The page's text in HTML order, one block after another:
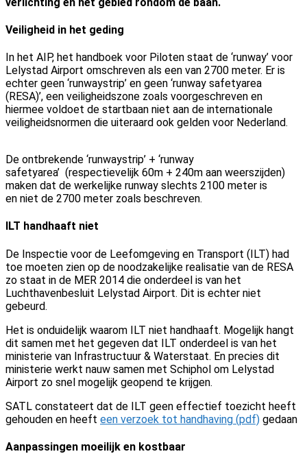
Veiligheid in het geding
In het AIP, het handboek voor Piloten staat de ‘runway’ voor
Lelystad Airport omschreven als een van 2700 meter. Er is
echter geen ‘runwaystrip’ en geen ‘runway safetyarea
(RESA)’, een veiligheidszone zoals voorgeschreven en
hiermee voldoet de startbaan niet aan de internationale
veiligheidsnormen die uiteraard ook gelden voor Nederland.
De ontbrekende ‘runwaystrip’ + ‘runway
safetyarea’ (respectievelijk 60m + 240m aan weerszijden)
maken dat de werkelijke runway slechts 2100 meter is
en niet de 2700 meter zoals beschreven.
ILT handhaaft niet
De Inspectie voor de Leefomgeving en Transport (ILT) had
toe moeten zien op de noodzakelijke realisatie van de RESA
zo staat in de MER 2014 die onderdeel is van het
Luchthavenbesluit Lelystad Airport. Dit is echter niet
gebeurd.
Het is onduidelijk waarom ILT niet handhaaft. Mogelijk hangt
dit samen met het gegeven dat ILT onderdeel is van het
ministerie van Infrastructuur & Waterstaat. En precies dit
ministerie werkt nauw samen met Schiphol om Lelystad
Airport zo snel mogelijk geopend te krijgen.
SATL constateert dat de ILT geen effectief toezicht heeft
gehouden en heeft een verzoek tot handhaving (pdf) gedaan
Aanpassingen moeilijk en kostbaar